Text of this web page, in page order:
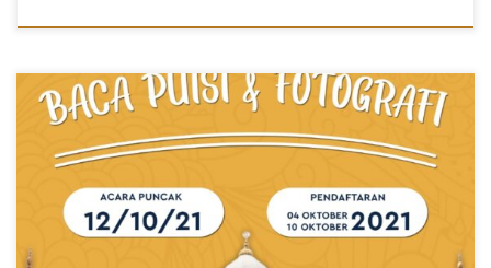
Museum Batam Raja Ali Haji menggelar lomba membaca puisi dan
lomba foto bertema museum, sejarah, kebudayaan, dan tradisi
Melayu Kota Batam. Perlombaan ini dilaksanakan dalam rangka
memperingati Hari Museum Nasional yang jatuh pada tanggal 12